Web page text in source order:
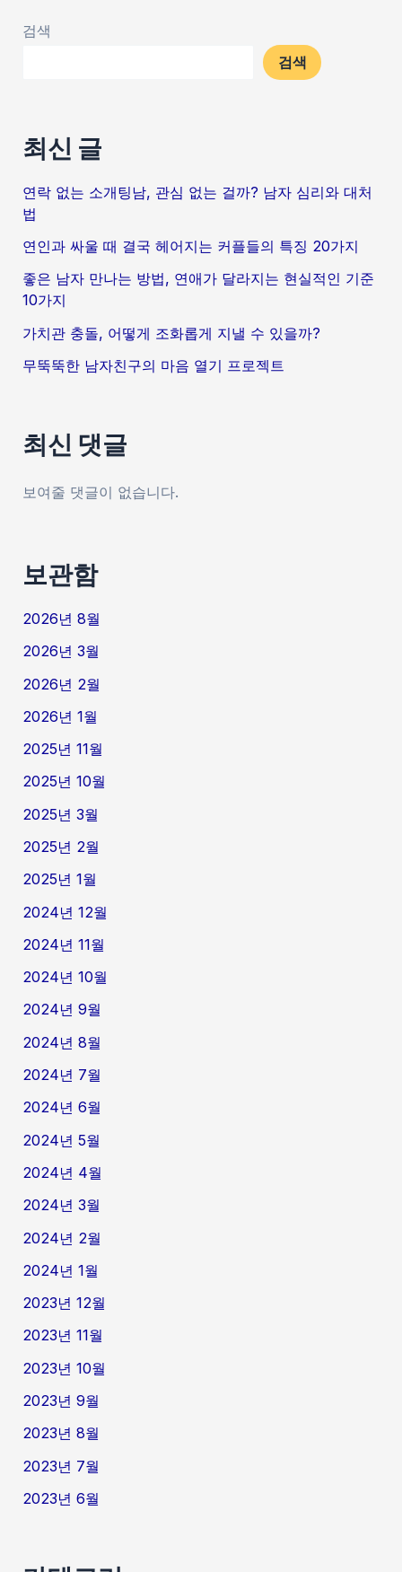
검색
검색
최신 글
연락 없는 소개팅남, 관심 없는 걸까? 남자 심리와 대처
법
연인과 싸울 때 결국 헤어지는 커플들의 특징 20가지
좋은 남자 만나는 방법, 연애가 달라지는 현실적인 기준
10가지
가치관 충돌, 어떻게 조화롭게 지낼 수 있을까?
무뚝뚝한 남자친구의 마음 열기 프로젝트
최신 댓글
보여줄 댓글이 없습니다.
보관함
2026년 8월
2026년 3월
2026년 2월
2026년 1월
2025년 11월
2025년 10월
2025년 3월
2025년 2월
2025년 1월
2024년 12월
2024년 11월
2024년 10월
2024년 9월
2024년 8월
2024년 7월
2024년 6월
2024년 5월
2024년 4월
2024년 3월
2024년 2월
2024년 1월
2023년 12월
2023년 11월
2023년 10월
2023년 9월
2023년 8월
2023년 7월
2023년 6월